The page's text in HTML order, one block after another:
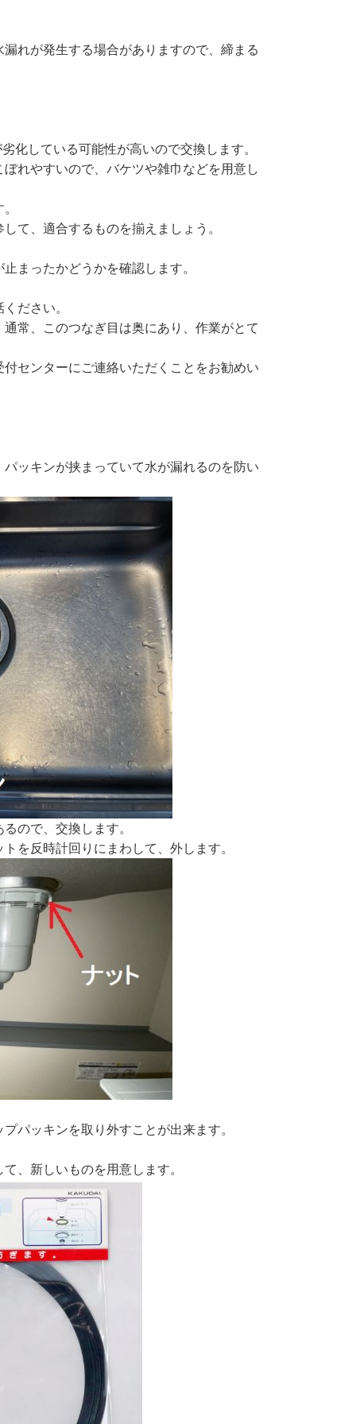
れが発生する場合がありますので、締まる
化している可能性が高いので交換します。
れやすいので、バケツや雑巾などを用意し
て、適合するものを揃えましょう。
まったかどうかを確認します。
ださい。
常、このつなぎ目は奥にあり、作業がとて
センターにご連絡いただくことをお勧めい
ッキンが挟まっていて水が漏れるのを防い
ので、交換します。
を反時計回りにまわして、外します。
パッキンを取り外すことが出来ます。
、新しいものを用意します。